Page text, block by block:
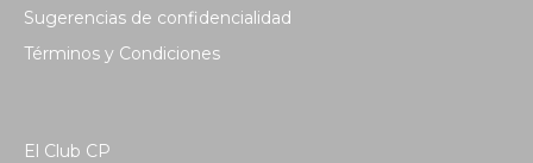
Sugerencias de confidencialidad
Términos y Condiciones
El Club CP